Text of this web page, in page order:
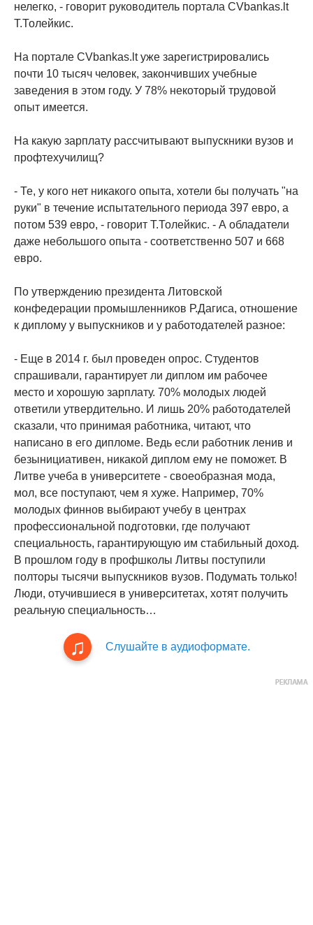
нелегко, - говорит руководитель портала CVbankas.lt
Т.Толейкис.
На портале CVbankas.lt уже зарегистрировались
почти 10 тысяч человек, закончивших учебные
заведения в этом году. У 78% некоторый трудовой
опыт имеется.
На какую зарплату рассчитывают выпускники вузов и
профтехучилищ?
- Те, у кого нет никакого опыта, хотели бы получать "на
руки" в течение испытательного периода 397 евро, а
потом 539 евро, - говорит Т.Толейкис. - А обладатели
даже небольшого опыта - соответственно 507 и 668
евро.
По утверждению президента Литовской
конфедерации промышленников Р.Дагиса, отношение
к диплому у выпускников и у работодателей разное:
- Еще в 2014 г. был проведен опрос. Студентов
спрашивали, гарантирует ли диплом им рабочее
место и хорошую зарплату. 70% молодых людей
ответили утвердительно. И лишь 20% работодателей
сказали, что принимая работника, читают, что
написано в его дипломе. Ведь если работник ленив и
безынициативен, никакой диплом ему не поможет. В
Литве учеба в университете - своеобразная мода,
мол, все поступают, чем я хуже. Например, 70%
молодых финнов выбирают учебу в центрах
профессиональной подготовки, где получают
специальность, гарантирующую им стабильный доход.
В прошлом году в профшколы Литвы поступили
полторы тысячи выпускников вузов. Подумать только!
Люди, отучившиеся в университетах, хотят получить
реальную специальность…
Слушайте в аудиоформате.